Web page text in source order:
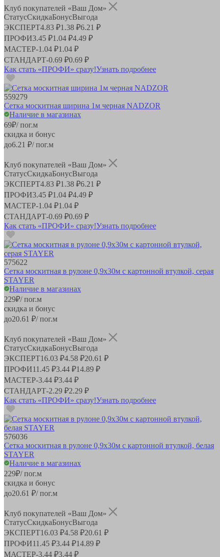
Клуб покупателей «Ваш Дом»
СтатусСкидкаБонусВыгода
ЭКСПЕРТ4.83 ₽1.38 ₽6.21 ₽
ПРОФИ3.45 ₽1.04 ₽4.49 ₽
МАСТЕР-1.04 ₽1.04 ₽
СТАНДАРТ-0.69 ₽0.69 ₽
Как стать «ПРОФИ» сразу!Узнать подробнее
559279
Сетка москитная ширина 1м черная NADZOR
Наличие в магазинах
69₽/ пог.м
скидка и бонус
до6.21 ₽/ пог.м
Клуб покупателей «Ваш Дом»
СтатусСкидкаБонусВыгода
ЭКСПЕРТ4.83 ₽1.38 ₽6.21 ₽
ПРОФИ3.45 ₽1.04 ₽4.49 ₽
МАСТЕР-1.04 ₽1.04 ₽
СТАНДАРТ-0.69 ₽0.69 ₽
Как стать «ПРОФИ» сразу!Узнать подробнее
575622
Сетка москитная в рулоне 0,9х30м с картонной втулкой, серая
STAYER
Наличие в магазинах
229₽/ пог.м
скидка и бонус
до20.61 ₽/ пог.м
Клуб покупателей «Ваш Дом»
СтатусСкидкаБонусВыгода
ЭКСПЕРТ16.03 ₽4.58 ₽20.61 ₽
ПРОФИ11.45 ₽3.44 ₽14.89 ₽
МАСТЕР-3.44 ₽3.44 ₽
СТАНДАРТ-2.29 ₽2.29 ₽
Как стать «ПРОФИ» сразу!Узнать подробнее
576036
Сетка москитная в рулоне 0,9х30м с картонной втулкой, белая
STAYER
Наличие в магазинах
229₽/ пог.м
скидка и бонус
до20.61 ₽/ пог.м
Клуб покупателей «Ваш Дом»
СтатусСкидкаБонусВыгода
ЭКСПЕРТ16.03 ₽4.58 ₽20.61 ₽
ПРОФИ11.45 ₽3.44 ₽14.89 ₽
МАСТЕР-3.44 ₽3.44 ₽